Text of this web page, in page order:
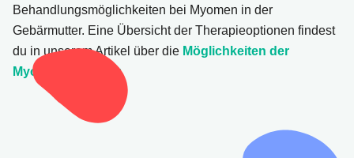
Behandlungsmöglichkeiten bei Myomen in der
Gebärmutter. Eine Übersicht der Therapieoptionen findest
du in unserem Artikel über die Möglichkeiten der
Myombehandlung